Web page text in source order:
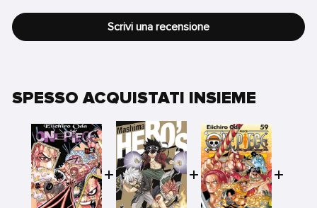
Scrivi una recensione
SPESSO ACQUISTATI INSIEME